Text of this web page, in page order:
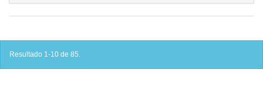
Resultado 1-10 de 85.